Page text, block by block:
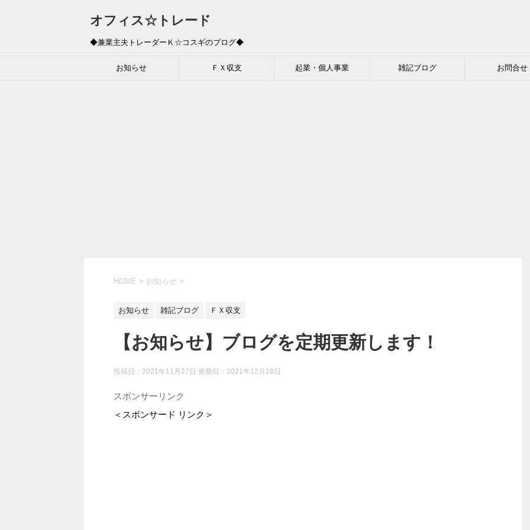
オフィス☆トレード
◆兼業主夫トレーダーＫ☆コスギのブログ◆
お知らせ ＦＸ収支 起業・個人事業 雑記ブログ お問合せ
HOME > お知らせ >
お知らせ 雑記ブログ ＦＸ収支
【お知らせ】ブログを定期更新します！
投稿日：2021年11月27日 更新日： 2021年12月18日
スポンサーリンク
＜スポンサード リンク＞